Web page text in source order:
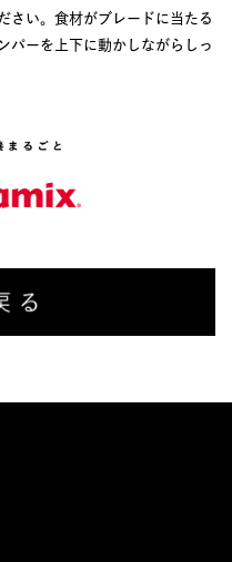
さい。食材がブレードに当たる
パーを上下に動かしながらしっ